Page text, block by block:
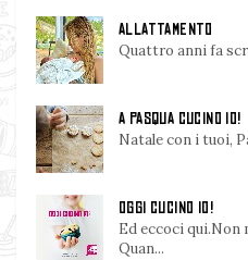
ALLATTAMENTO
Quattro anni fa
A PASQUA CUCINO IO!
Natale con i tuoi,
OGGI CUCINO IO!
Ed eccoci qui.Non
Quan...